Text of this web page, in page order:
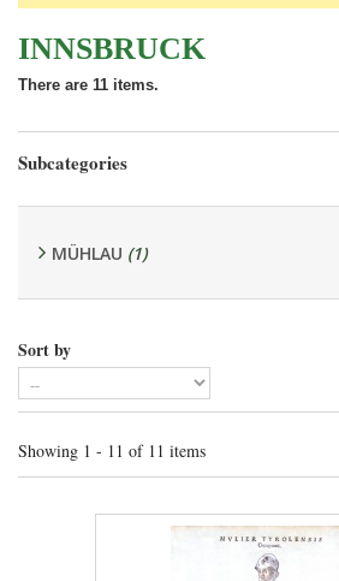
INNSBRUCK
There are 11 items.
Subcategories
MÜHLAU (1)
Sort by
Showing 1 - 11 of 11 items